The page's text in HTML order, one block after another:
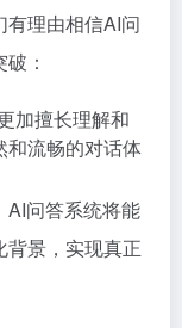
理由相信AI问
：
加擅长理解和
和流畅的对话体
AI问答系统将能
景，实现真正